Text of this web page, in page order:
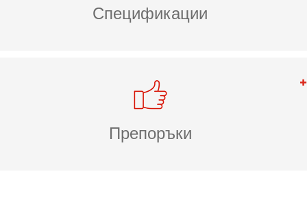
Спецификации
Препоръки